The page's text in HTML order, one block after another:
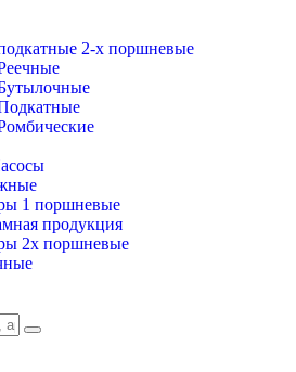
2-х поршневые
1 поршневые
продукция
2х поршневые